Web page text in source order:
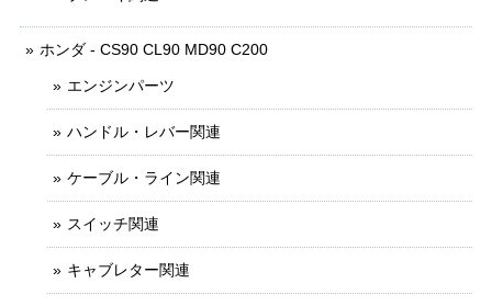
ホンダ - CS90 CL90 MD90 C200
エンジンパーツ
ハンドル・レバー関連
ケーブル・ライン関連
スイッチ関連
キャブレター関連